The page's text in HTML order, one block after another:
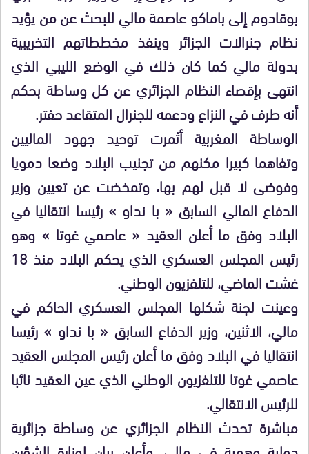
بوقادوم إلى باماكو عاصمة مالي للبحث عن من يؤيد
نظام جنرالات الجزائر وينفذ مخططاتهم التخريبية
بدولة مالي كما كان ذلك في الوضع الليبي الذي
انتهى بإقصاء النظام الجزائري عن كل وساطة بحكم
أنه طرف في النزاع ودعمه للجنرال المتقاعد حفتر.
الوساطة المغربية أثمرت توحيد جهود الماليين
وتفاهما كبيرا مكنهم من تجنيب البلاد وضعا دمويا
وفوضى لا قبل لهم بها، وتمخضت عن تعيين وزير
الدفاع المالي السابق « با نداو » رئيسا انتقاليا في
البلاد وفق ما أعلن العقيد « عاصمي غوتا » وهو
رئيس المجلس العسكري الذي يحكم البلاد منذ 18
غشت الماضي، للتلفزيون الوطني.
وعينت لجنة شكلها المجلس العسكري الحاكم في
مالي، الاثنين، وزير الدفاع السابق « با نداو » رئيسا
انتقاليا في البلاد وفق ما أعلن رئيس المجلس العقيد
عاصمي غوتا للتلفزيون الوطني الذي عين العقيد نائبا
للرئيس الانتقالي.
مباشرة تحدث النظام الجزائري عن وساطة جزائرية